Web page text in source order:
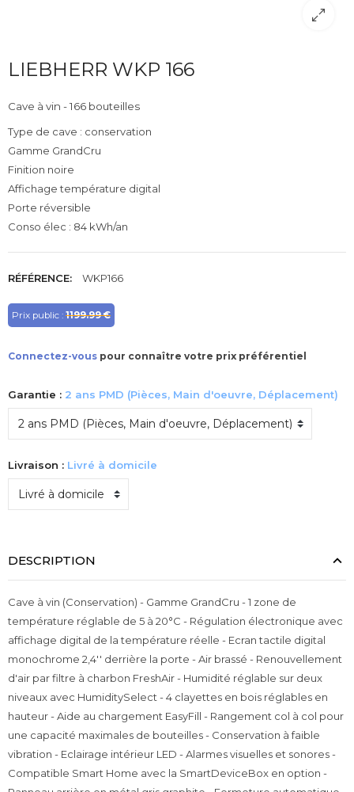
LIEBHERR WKP 166
Cave à vin - 166 bouteilles
Type de cave : conservation
Gamme GrandCru
Finition noire
Affichage température digital
Porte réversible
Conso élec : 84 kWh/an
RÉFÉRENCE: WKP166
Prix public : 1199.99 €
Connectez-vous pour connaître votre prix préférentiel
Garantie : 2 ans PMD (Pièces, Main d'oeuvre, Déplacement)
Livraison : Livré à domicile
DESCRIPTION
Cave à vin (Conservation) - Gamme GrandCru - 1 zone de
température réglable de 5 à 20°C - Régulation électronique avec
affichage digital de la température réelle - Ecran tactile digital
monochrome 2,4'' derrière la porte - Air brassé - Renouvellement
d'air par filtre à charbon FreshAir - Humidité réglable sur deux
niveaux avec HumiditySelect - 4 clayettes en bois réglables en
hauteur - Aide au chargement EasyFill - Rangement col à col pour
une capacité maximales de bouteilles - Conservation à faible
vibration - Eclairage intérieur LED - Alarmes visuelles et sonores -
Compatible Smart Home avec la SmartDeviceBox en option -